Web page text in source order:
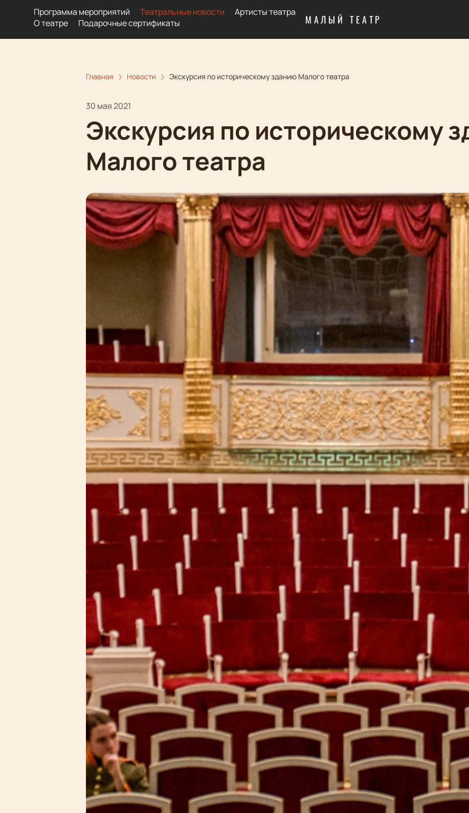
МАЛЫЙ ТЕАТР
Программа мероприятий Театральные новости
Артисты театра
О театре
Подарочные сертификаты
Главная Новости Экскурсия по историческому зданию Малого театра
30 мая 2021
Экскурсия по историческому
Малого театра